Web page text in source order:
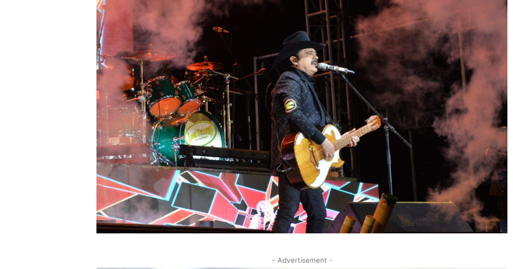
- Advertisement -